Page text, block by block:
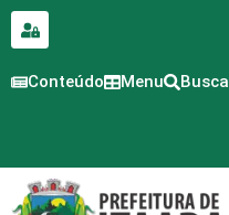
conteúdo
Conteúdo Menu Busca